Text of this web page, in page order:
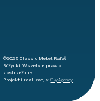
©2025 Classic Mebel Rafał
Różycki. Wszelkie prawa
zastrzeżone
Projekt i realizacja:SkyAgency